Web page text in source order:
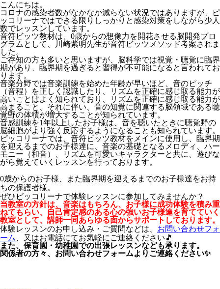
こんにちは。
コロナの感染者数がなかなか減らない状況ではありますが、ピ
ッコリーナではできる限りしっかりと感染対策をしながら少人
数でレッスンしています。
音符ビッツ教材は、0歳からの想像力を開花させる脳開発プロ
グラムとして、川崎紫明先生が音符ビッツメソッド考案されま
した。
ご存知の方も多いと思いますが、脳科学では視覚・聴覚に臨界
期があり、臨界期を過ぎると習得が不可能になると言われてお
ります。
音楽分野では音楽訓練を始めた年齢が早いほど、音のピッチ
（音程）を正しく認識したり、リズムを正確に感じ取る能力が
高いことはよく知られており、リズムを正確に感じ取る能力が
高まること、それに伴い、音の知覚に関連する脳領域である聴
覚野の体積が増大することが知られています。
音感訓練を1年以上したお子様は、音を聴いたときに聴覚野の
脳細胞がより強く反応するようになることも知られています。
ピッコリーナでは、音符ビッツ教材をメインに使用し、臨界期
を迎えるまでのお子様達に、音楽の基礎となるメロディ、ハー
モニー（和音）、リズムを可愛いキャラクターと共に、遊びな
がら覚えていくレッスンを行っております。
0歳からのお子様、また臨界期を迎えるまでのお子様達をお持
ちの保護者様。
ぜひピッコリーナで体験レッスンに参加してみませんか？
当教室の方針は、音楽はもちろん、お子様に成功体験を積み重
ねてもらい、自己肯定感のある心の強いお子様達を育てていく
教室として、講師一同あらゆる面からサポートしております。
体験レッスンのお申し込み・ご質問などは、 お問い合わせフォ
ーム
、又はお電話にてお気軽にご連絡ください🎵
また、保育園・幼稚園での出張レッスンなども承ります。
関係者の方々、お問い合わせフォームよりご連絡ください✨